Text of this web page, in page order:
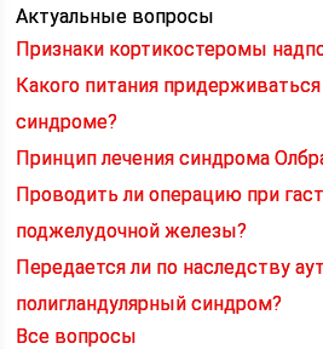
Актуальные вопросы
Признаки кортикостеромы
Какого питания
синдроме?
Принцип лечения синдрома
Проводить ли операцию при
поджелудочной железы?
Передается ли по наследству
полигландулярный синдром?
Все вопросы